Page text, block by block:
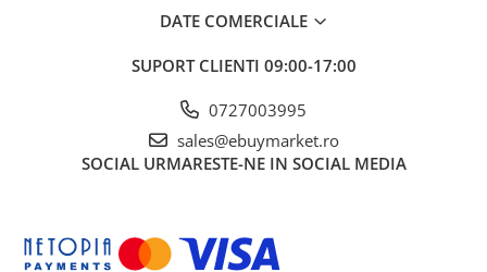
Specificații tehnice:
Dimensiune șervețel extins:34 x 34 cm
Dimensiune pachet:17 x 17 x 2 cm
Greutate totala:
✔Culoare:Alb
DATE COMERCIALE
SUPORT CLIENTI 09:00-17:00
0727003995
sales@ebuymarket.ro
SOCIAL URMARESTE-NE IN SOCIAL MEDIA